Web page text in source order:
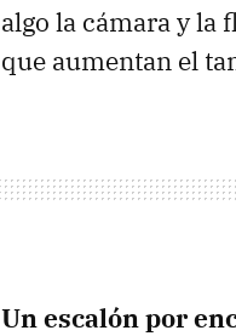
algo la cámara y la
que aumentan el
Un escalón por